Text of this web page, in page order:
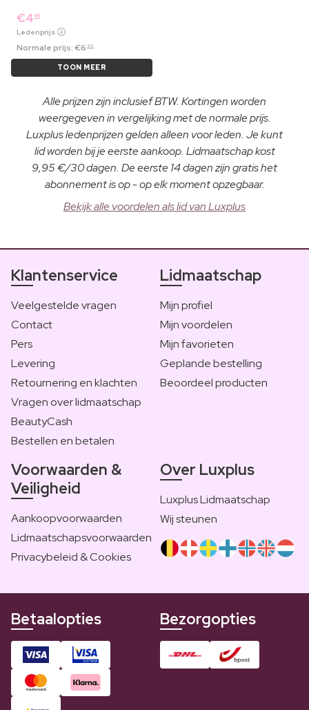
€4 69
Ledenprijs
Normale prijs:€6 99
TOON MEER
Alle prijzen zijn inclusief BTW. Kortingen worden
weergegeven in vergelijking met de normale prijs.
Luxplus ledenprijzen gelden alleen voor leden. Je kunt
lid worden bij je eerste aankoop. Lidmaatschap kost
9,95 €/30 dagen. De eerste 14 dagen zijn gratis het
abonnement is op - op elk moment opzegbaar.
Bekijk alle voordelen als lid van Luxplus
Klantenservice
Veelgestelde vragen
Contact
Pers
Levering
Retournering en klachten
Vragen over lidmaatschap
BeautyCash
Bestellen en betalen
Lidmaatschap
Mijn profiel
Mijn voordelen
Mijn favorieten
Geplande bestelling
Beoordeel producten
Voorwaarden &
Veiligheid
Aankoopvoorwaarden
Lidmaatschapsvoorwaarden
Privacybeleid & Cookies
Over Luxplus
Luxplus Lidmaatschap
Wij steunen
Betaalopties Bezorgopties